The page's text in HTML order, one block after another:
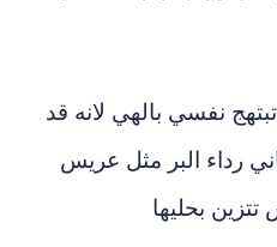
نفسي بالهي لانه قد
البر مثل عريس
بحليها